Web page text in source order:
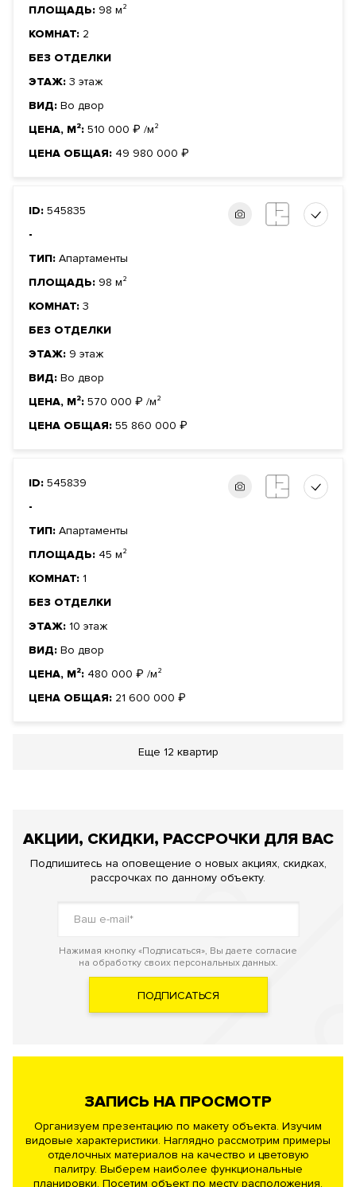
ПЛОЩАДЬ: 98 м²
КОМНАТ: 2
БЕЗ ОТДЕЛКИ
ЭТАЖ: 3 этаж
ВИД: Во двор
ЦЕНА, М²: 510 000 ₽ /м²
ЦЕНА ОБЩАЯ: 49 980 000 ₽
ID: 545835
-
ТИП: Апартаменты
ПЛОЩАДЬ: 98 м²
КОМНАТ: 3
БЕЗ ОТДЕЛКИ
ЭТАЖ: 9 этаж
ВИД: Во двор
ЦЕНА, М²: 570 000 ₽ /м²
ЦЕНА ОБЩАЯ: 55 860 000 ₽
ID: 545839
-
ТИП: Апартаменты
ПЛОЩАДЬ: 45 м²
КОМНАТ: 1
БЕЗ ОТДЕЛКИ
ЭТАЖ: 10 этаж
ВИД: Во двор
ЦЕНА, М²: 480 000 ₽ /м²
ЦЕНА ОБЩАЯ: 21 600 000 ₽
Еще 12 квартир
АКЦИИ, СКИДКИ, РАССРОЧКИ ДЛЯ ВАС
Подпишитесь на оповещение о новых акциях, скидках,
рассрочках по данному объекту.
Нажимая кнопку «Подписаться», Вы даете согласие
на обработку своих персональных данных.
ПОДПИСАТЬСЯ
ЗАПИСЬ НА ПРОСМОТР
Организуем презентацию по макету объекта. Изучим
видовые характеристики. Наглядно рассмотрим примеры
отделочных материалов на качество и цветовую
палитру. Выберем наиболее функциональные
планировки. Посетим объект по месту расположения.